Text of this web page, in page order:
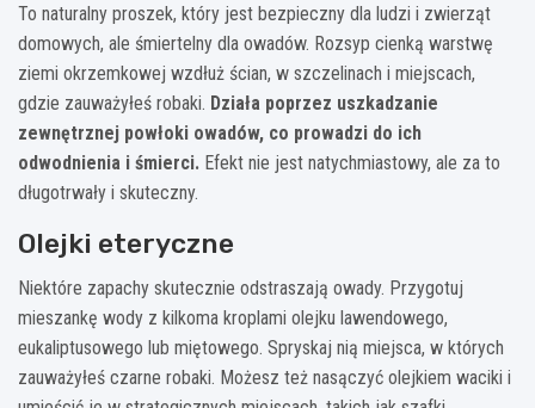
To naturalny proszek, który jest bezpieczny dla ludzi i zwierząt
domowych, ale śmiertelny dla owadów. Rozsyp cienką warstwę
ziemi okrzemkowej wzdłuż ścian, w szczelinach i miejscach,
gdzie zauważyłeś robaki. Działa poprzez uszkadzanie
zewnętrznej powłoki owadów, co prowadzi do ich
odwodnienia i śmierci. Efekt nie jest natychmiastowy, ale za to
długotrwały i skuteczny.
Olejki eteryczne
Niektóre zapachy skutecznie odstraszają owady. Przygotuj
mieszankę wody z kilkoma kroplami olejku lawendowego,
eukaliptusowego lub miętowego. Spryskaj nią miejsca, w których
zauważyłeś czarne robaki. Możesz też nasączyć olejkiem waciki i